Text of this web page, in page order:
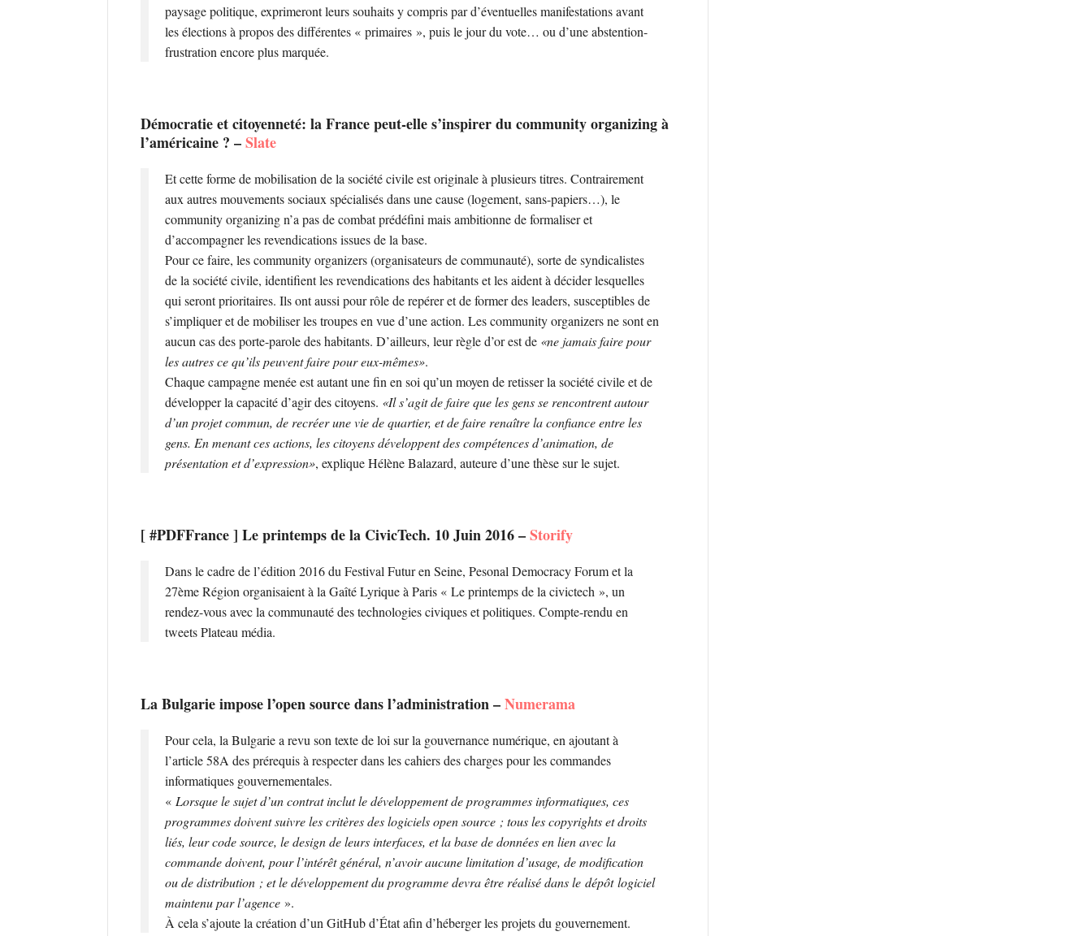
paysage politique, exprimeront leurs souhaits y compris par d’éventuelles manifestations avant
les élections à propos des différentes « primaires », puis le jour du vote… ou d’une abstention-
frustration encore plus marquée.
Démocratie et citoyenneté: la France peut-elle s’inspirer du community organizing à
l’américaine ? –Slate
Et cette forme de mobilisation de la société civile est originale à plusieurs titres. Contrairement
aux autres mouvements sociaux spécialisés dans une cause (logement, sans-papiers…), le
community organizing n’a pas de combat prédéfini mais ambitionne de formaliser et
d’accompagner les revendications issues de la base.
Pour ce faire, les community organizers (organisateurs de communauté), sorte de syndicalistes
de la société civile, identifient les revendications des habitants et les aident à décider lesquelles
qui seront prioritaires. Ils ont aussi pour rôle de repérer et de former des leaders, susceptibles de
s’impliquer et de mobiliser les troupes en vue d’une action. Les community organizers ne sont en
aucun cas des porte-parole des habitants. D’ailleurs, leur règle d’or est de «ne jamais faire pour
les autres ce qu’ils peuvent faire pour eux-mêmes».
Chaque campagne menée est autant une fin en soi qu’un moyen de retisser la société civile et de
développer la capacité d’agir des citoyens. «Il s’agit de faire que les gens se rencontrent autour
d’un projet commun, de recréer une vie de quartier, et de faire renaître la confiance entre les
gens. En menant ces actions, les citoyens développent des compétences d’animation, de
présentation et d’expression», explique Hélène Balazard, auteure d’une thèse sur le sujet.
[ #PDFFrance ] Le printemps de la CivicTech. 10 Juin 2016 –Storify
Dans le cadre de l’édition 2016 du Festival Futur en Seine, Pesonal Democracy Forum et la
27ème Région organisaient à la Gaîté Lyrique à Paris « Le printemps de la civictech », un
rendez-vous avec la communauté des technologies civiques et politiques. Compte-rendu en
tweets Plateau média.
La Bulgarie impose l’open source dans l’administration –Numerama
Pour cela, la Bulgarie a revu son texte de loi sur la gouvernance numérique, en ajoutant à
l’article 58A des prérequis à respecter dans les cahiers des charges pour les commandes
informatiques gouvernementales.
« Lorsque le sujet d’un contrat inclut le développement de programmes informatiques, ces
programmes doivent suivre les critères des logiciels open source ; tous les copyrights et droits
liés, leur code source, le design de leurs interfaces, et la base de données en lien avec la
commande doivent, pour l’intérêt général, n’avoir aucune limitation d’usage, de modification
ou de distribution ; et le développement du programme devra être réalisé dans le dépôt logiciel
maintenu par l’agence ».
À cela s’ajoute la création d’un GitHub d’État afin d’héberger les projets du gouvernement.